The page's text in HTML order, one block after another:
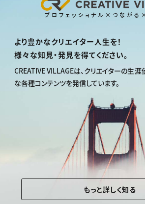
プロフェッショナル×つながる
より豊かなクリエイター人生を！
様々な知見・発見を得てください。
CREATIVE VILLAGEは、クリエイターの生涯
な各種コンテンツを発信しています。
もっと詳しく知る